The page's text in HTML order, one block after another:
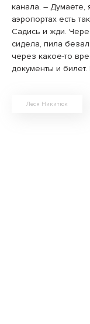
канала. – Думаете,
аэропортах есть
Садись и жди.
сидела, пила
через какое-то
документы и билет.
Леся Никитюк